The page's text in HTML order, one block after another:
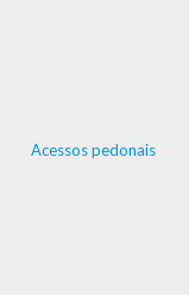
Acessos pedonais